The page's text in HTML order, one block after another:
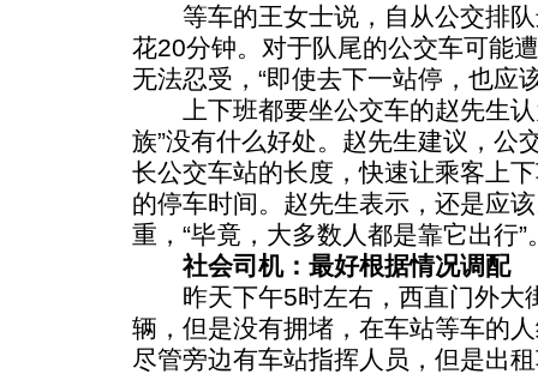
等车的王女士说，自从公交排队
花20分钟。对于队尾的公交车可能
无法忍受，“即使去下一站停，也应
上下班都要坐公交车的赵先生认
族”没有什么好处。赵先生建议，公
长公交车站的长度，快速让乘客上
的停车时间。赵先生表示，还是应
重，“毕竟，大多数人都是靠它出行”
社会司机：最好根据情况调配
昨天下午5时左右，西直门外大
辆，但是没有拥堵，在车站等车的
尽管旁边有车站指挥人员，但是出